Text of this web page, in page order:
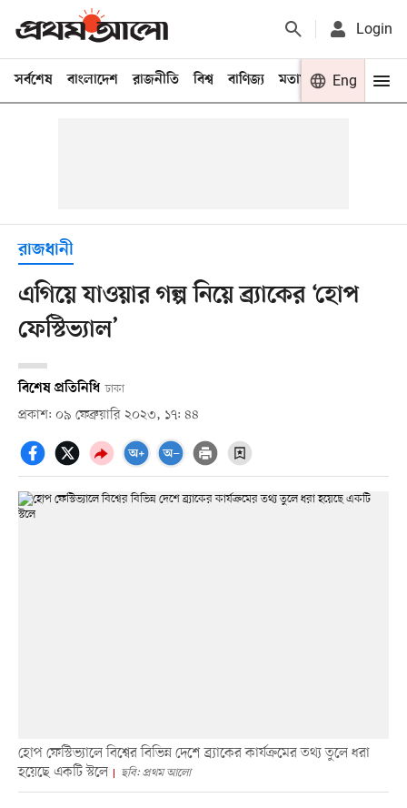
Login
সর্বশেষ বাংলাদেশ রাজনীতি বিশ্ব বাণিজ্য মতামত খেলা
Eng
রাজধানী
এগিয়ে যাওয়ার গল্প নিয়ে ব্র্যাকের ‘হোপ
ফেস্টিভ্যাল’
বিশেষ প্রতিনিধি ঢাকা
প্রকাশ: ০৯ ফেব্রুয়ারি ২০২৩, ১৭: ৪৪
হোপ ফেস্টিভ্যালে বিশ্বের বিভিন্ন দেশে ব্র্যাকের কার্যক্রমের তথ্য তুলে ধরা
হয়েছে একটি স্টলে
ছবি: প্রথম আলো